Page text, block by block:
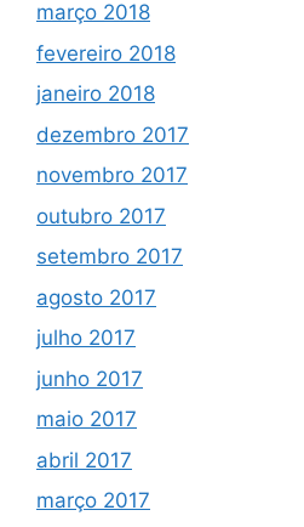
março 2018
fevereiro 2018
janeiro 2018
dezembro 2017
novembro 2017
outubro 2017
setembro 2017
agosto 2017
julho 2017
junho 2017
maio 2017
abril 2017
março 2017